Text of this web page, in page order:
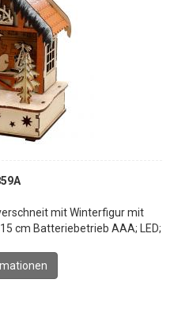
mit Winterfigur mit
cm Batteriebetrieb AAA; LED;